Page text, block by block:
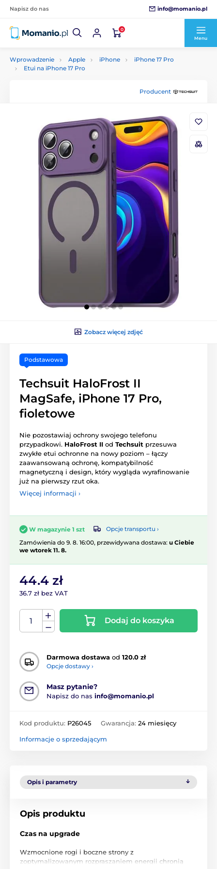
Napisz do nas info@momanio.pl
0
Menu
Wprowadzenie Apple iPhone
iPhone 17 Pro
Etui na iPhone 17 Pro
Producent
Zobacz więcej zdjęć
Podstawowa
Techsuit HaloFrost II
MagSafe, iPhone 17 Pro,
fioletowe
Nie pozostawiaj ochrony swojego telefonu
przypadkowi. HaloFrost II od Techsuit przesuwa
zwykłe etui ochronne na nowy poziom – łączy
zaawansowaną ochronę, kompatybilność
magnetyczną i design, który wygląda wyrafinowanie
już na pierwszy rzut oka.
Więcej informacji ›
W magazynie 1 szt
Opcje transportu ›
Zamówienia do 9. 8. 16:00, przewidywana dostawa: u Ciebie
we wtorek 11. 8.
44.4 zł
36.7 zł bez VAT
Dodaj do koszyka
Darmowa dostawa od 120.0 zł
Opcje dostawy ›
Masz pytanie?
Napisz do nas info@momanio.pl
Kod produktu: P26045 Gwarancja: 24 miesięcy
Informacje o sprzedającym
Opis i parametry
Opis produktu
Czas na upgrade
Wzmocnione rogi i boczne strony z
zoptymalizowanym rozpraszaniem energii chronią